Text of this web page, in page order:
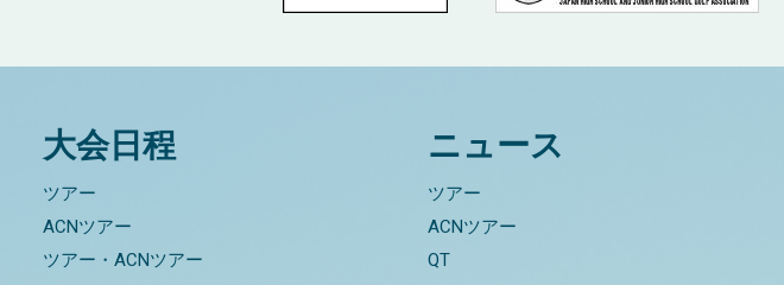
大会日程
ツアー
ACNツアー
ツアー・ACNツアー
ニュース
ツアー
ACNツアー
QT